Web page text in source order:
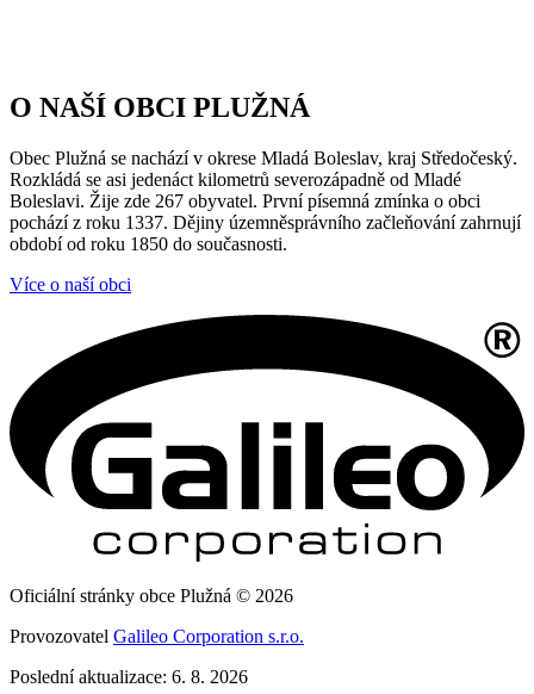
O NAŠÍ OBCI PLUŽNÁ
Obec Plužná se nachází v okrese Mladá Boleslav, kraj Středočeský.
Rozkládá se asi jedenáct kilometrů severozápadně od Mladé
Boleslavi. Žije zde 267 obyvatel. První písemná zmínka o obci
pochází z roku 1337. Dějiny územněsprávního začleňování zahrnují
období od roku 1850 do současnosti.
Více o naší obci
Oficiální stránky obce Plužná © 2026
Provozovatel Galileo Corporation s.r.o.
Poslední aktualizace: 6. 8. 2026